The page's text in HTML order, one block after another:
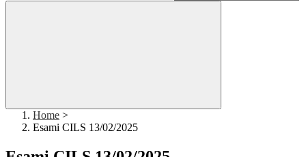
Home >
Esami CILS 13/02/2025